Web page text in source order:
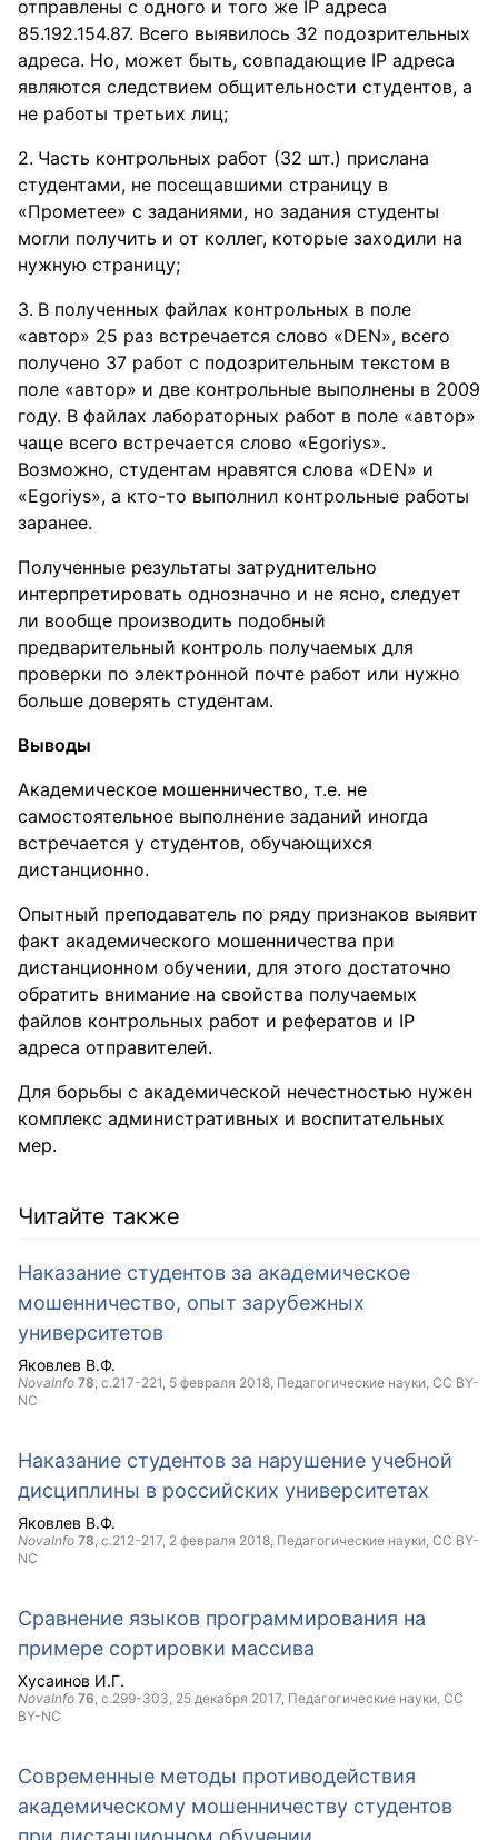
отправлены с одного и того же IP адреса
85.192.154.87. Всего выявилось 32 подозрительных
адреса. Но, может быть, совпадающие IP адреса
являются следствием общительности студентов, а
не работы третьих лиц;
Часть контрольных работ (32 шт.) прислана
студентами, не посещавшими страницу в
«Прометее» с заданиями, но задания студенты
могли получить и от коллег, которые заходили на
нужную страницу;
В полученных файлах контрольных в поле
«автор» 25 раз встречается слово «DEN», всего
получено 37 работ с подозрительным текстом в
поле «автор» и две контрольные выполнены в 2009
году. В файлах лабораторных работ в поле «автор»
чаще всего встречается слово «Egoriys».
Возможно, студентам нравятся слова «DEN» и
«Egoriys», а кто-то выполнил контрольные работы
заранее.
Полученные результаты затруднительно
интерпретировать однозначно и не ясно, следует
ли вообще производить подобный
предварительный контроль получаемых для
проверки по электронной почте работ или нужно
больше доверять студентам.
Выводы
Академическое мошенничество, т.е. не
самостоятельное выполнение заданий иногда
встречается у студентов, обучающихся
дистанционно.
Опытный преподаватель по ряду признаков выявит
факт академического мошенничества при
дистанционном обучении, для этого достаточно
обратить внимание на свойства получаемых
файлов контрольных работ и рефератов и IP
адреса отправителей.
Для борьбы с академической нечестностью нужен
комплекс административных и воспитательных
мер.
Читайте также
Наказание студентов за академическое
мошенничество, опыт зарубежных
университетов
Яковлев В.Ф.
NovaInfo 78 , с.217-221, 5 февраля 2018 , Педагогические науки, CC BY-
NC
Наказание студентов за нарушение учебной
дисциплины в российских университетах
Яковлев В.Ф.
NovaInfo 78 , с.212-217, 2 февраля 2018 , Педагогические науки, CC BY-
NC
Сравнение языков программирования на
примере сортировки массива
Хусаинов И.Г.
NovaInfo 76 , с.299-303, 25 декабря 2017 , Педагогические науки, CC
BY-NC
Современные методы противодействия
академическому мошенничеству студентов